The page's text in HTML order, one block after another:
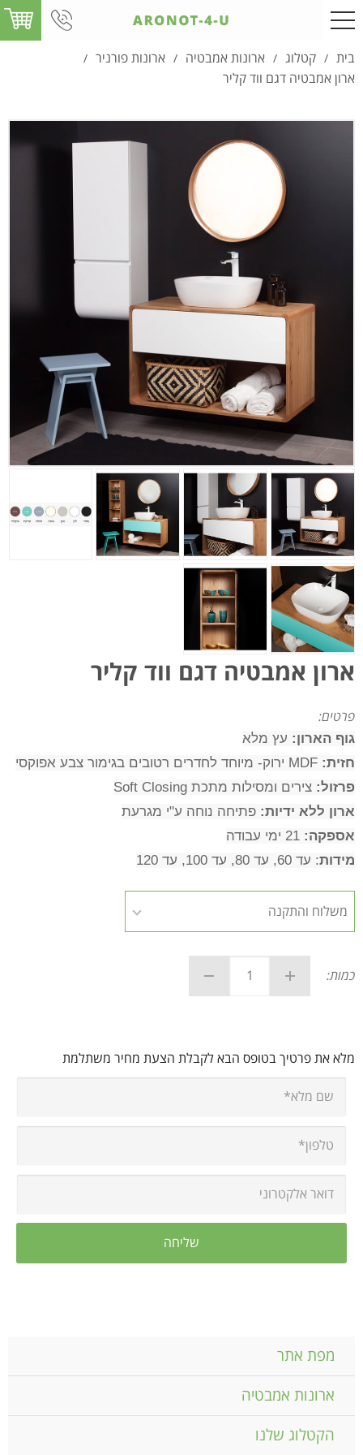
בית / קטלוג / ארונות אמבטיה / ארונות פורניר /
ארון אמבטיה דגם ווד קליר
ארון אמבטיה דגם ווד קליר
פרטים:
גוף הארון: עץ מלא
חזית:
פרזול: צירים ומסילות מתכת Soft Closing
ארון ללא ידיות: פתיחה נוחה ע"י מגרעת
אספקה:
מידות: עד 60, עד 80, עד 100, עד 120
כמות:
מלא את פרטיך בטופס הבא לקבלת הצעת מחיר משתלמת
מפת אתר
ארונות אמבטיה
הקטלוג שלנו